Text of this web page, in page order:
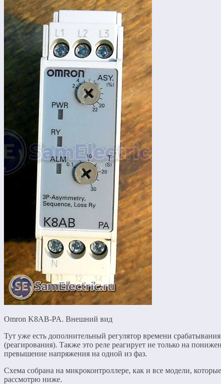
Omron K8AB-PA. Внешний вид
Тут уже есть дополнительный регулятор времени срабатывания
(реагирования). Также это реле реагирует не только на
превышение напряжения на одной из фаз.
Схема собрана на микроконтроллере, как и все модели, которые
рассмотрю ниже.